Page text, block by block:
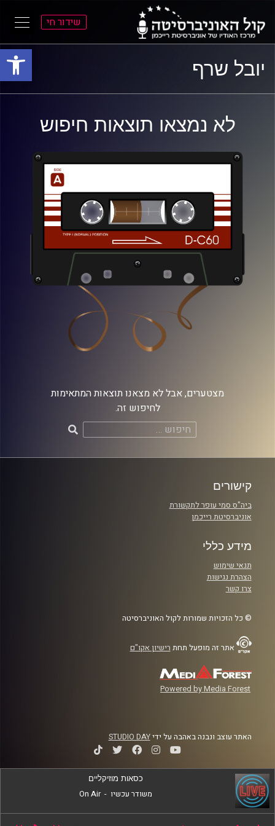
פתח
התפריט
הראשי
התוכן
הראשי
שידור חי
יובל שרף
לא נמצאו תוצאות חיפוש
מצטערים, אבל לא מצאנו תוצאות המתאימות
לחיפוש זה.
חיפוש:
קישורים
ביה"ס סמי עופר לתקשורת
אוניברסיטת רייכמן
מידע כללי
תנאי שימוש
הצהרת נגישות
צרו קשר
© כל הזכויות שמורות לקול האוניברסיטה
אתר זה מופעל תחת רישיון אקו"ם
Powered by Media Forest
האתר עוצב ונבנה באהבה על ידיSTUDIO DAY
כסאות מוזיקליים
משודר עכשיו -
On Air